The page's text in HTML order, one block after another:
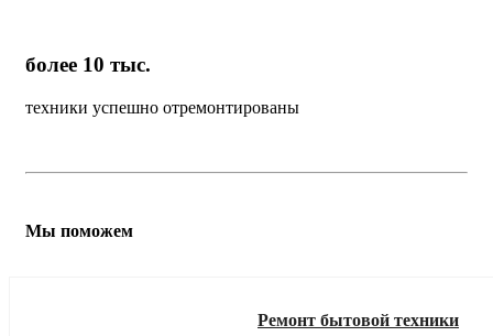
более 10 тыс.
техники успешно отремонтированы
Мы поможем
Ремонт бытовой техники